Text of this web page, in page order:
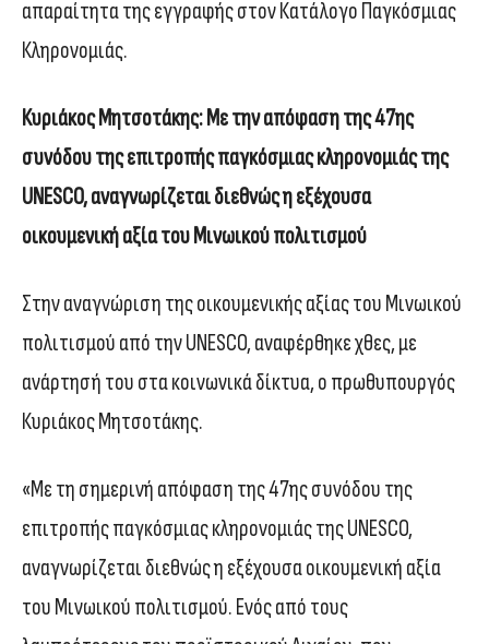
απαραίτητα της εγγραφής στον Κατάλογο Παγκόσμιας
Κληρονομιάς.
Κυριάκος Μητσοτάκης: Με την απόφαση της 47ης
συνόδου της επιτροπής παγκόσμιας κληρονομιάς της
UNESCO, αναγνωρίζεται διεθνώς η εξέχουσα
οικουμενική αξία του Μινωικού πολιτισμού
Στην αναγνώριση της οικουμενικής αξίας του Μινωικού
πολιτισμού από την UNESCO, αναφέρθηκε χθες, με
ανάρτησή του στα κοινωνικά δίκτυα, ο πρωθυπουργός
Κυριάκος Μητσοτάκης.
«Με τη σημερινή απόφαση της 47ης συνόδου της
επιτροπής παγκόσμιας κληρονομιάς της UNESCO,
αναγνωρίζεται διεθνώς η εξέχουσα οικουμενική αξία
του Μινωικού πολιτισμού. Ενός από τους